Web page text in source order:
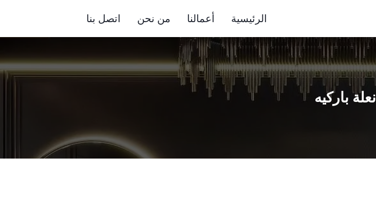
الرئيسية أعمالنا من نحن اتصل بنا
نعلة باركيه